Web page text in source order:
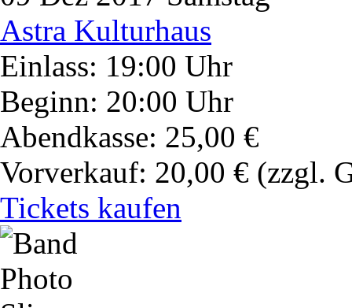
Astra Kulturhaus
Einlass: 19:00 Uhr
Beginn: 20:00 Uhr
Abendkasse: 25,00 €
Vorverkauf: 20,00 € (zzgl.
Tickets kaufen